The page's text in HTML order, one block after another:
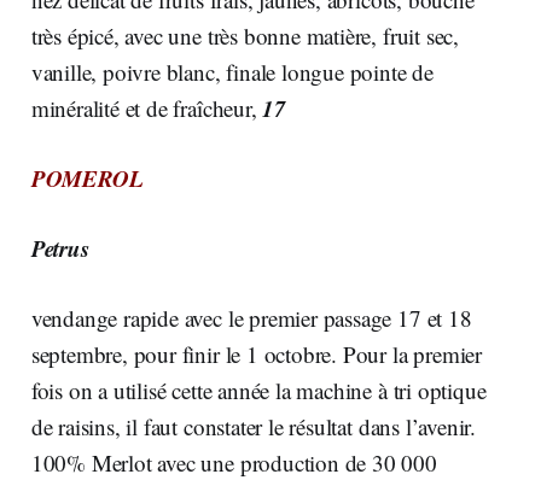
très épicé, avec une très bonne matière, fruit sec,
vanille, poivre blanc, finale longue pointe de
minéralité et de fraîcheur,17
POMEROL
Petrus
vendange rapide avec le premier passage 17 et 18
septembre, pour finir le 1 octobre. Pour la premier
fois on a utilisé cette année la machine à tri optique
de raisins, il faut constater le résultat dans l’avenir.
100% Merlot avec une production de 30 000